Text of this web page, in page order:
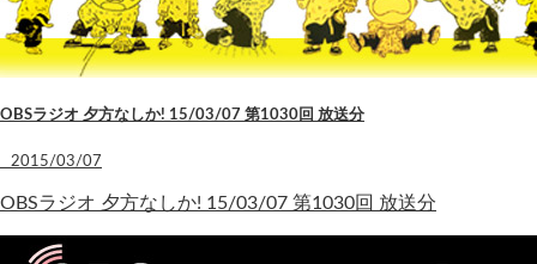
OBSラジオ 夕方なしか! 15/03/07 第1030回 放送分
2015/03/07
OBSラジオ 夕方なしか! 15/03/07 第1030回 放送分